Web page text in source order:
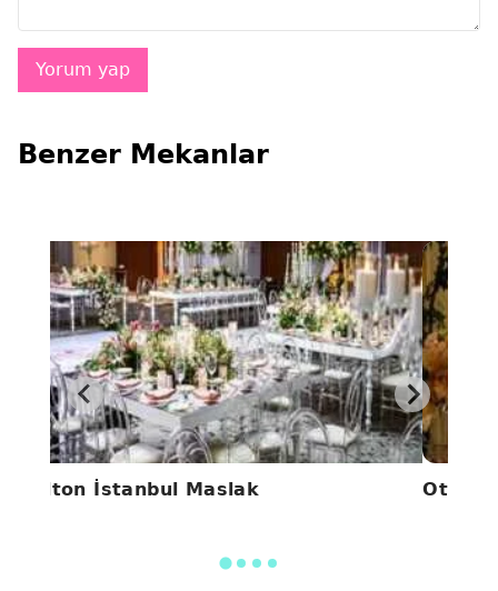
Benzer Mekanlar
Hilton İstanbul Maslak